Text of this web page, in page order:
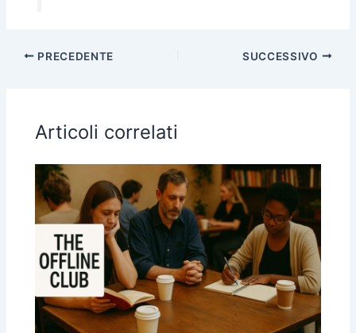
PRECEDENTE SUCCESSIVO
Articoli correlati